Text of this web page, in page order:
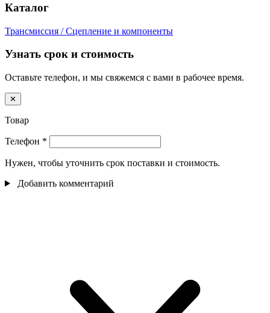
Каталог
Трансмиссия / Сцепление и компоненты
Узнать срок и стоимость
Оставьте телефон, и мы свяжемся с вами в рабочее время.
✕
Товар
Телефон *
Нужен, чтобы уточнить срок поставки и стоимость.
Добавить комментарий